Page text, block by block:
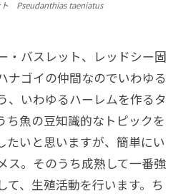
ト Pseudanthias taeniatus
・バスレット、レッドシー固
ナゴイの仲間なのでいわゆる
、いわゆるハーレムを作るタ
ち魚の豆知識的なトピックを
たいと思いますが、簡単にい
ス。そのうち成熟して一番強
て、生殖活動を行います。ち